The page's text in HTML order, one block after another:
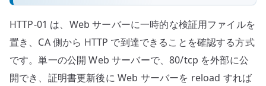
HTTP-01 は、Web サーバーに一時的な検証用ファイルを
置き、CA 側から HTTP で到達できることを確認する方式
です。単一の公開 Web サーバーで、80/tcp を外部に公
開でき、証明書更新後に Web サーバーを reload すれば